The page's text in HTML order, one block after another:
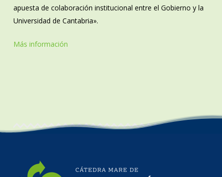
apuesta de colaboración institucional entre el Gobierno y la
Universidad de Cantabria».
Más información